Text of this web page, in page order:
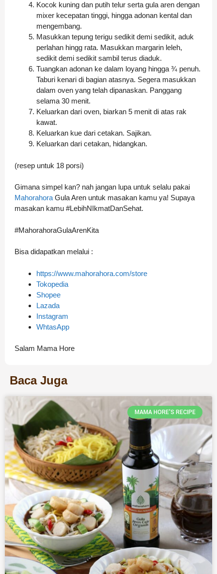
Kocok kuning dan putih telur serta gula aren dengan
mixer kecepatan tinggi, hingga adonan kental dan
mengembang.
Masukkan tepung terigu sedikit demi sedikit, aduk
perlahan hingg rata. Masukkan margarin leleh,
sedikit demi sedikit sambil terus diaduk.
Tuangkan adonan ke dalam loyang hingga ¾ penuh.
Taburi kenari di bagian atasnya. Segera masukkan
dalam oven yang telah dipanaskan. Panggang
selama 30 menit.
Keluarkan dari oven, biarkan 5 menit di atas rak
kawat.
Keluarkan kue dari cetakan. Sajikan.
Keluarkan dari cetakan, hidangkan.
(resep untuk 18 porsi)
Gimana simpel kan? nah jangan lupa untuk selalu pakai
Mahorahora Gula Aren untuk masakan kamu ya! Supaya
masakan kamu #LebihNIkmatDanSehat.
#MahorahoraGulaArenKita
Bisa didapatkan melalui :
https://www.mahorahora.com/store
Tokopedia
Shopee
Lazada
Instagram
WhtasApp
Salam Mama Hore
Baca Juga
MAMA HORE'S RECIPE